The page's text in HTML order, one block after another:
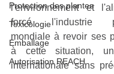
Protection des plantes
Toxicologie
Emballage
Autorisation REACH
l'environnement et
forcé l'industrie
mondiale à revoir ses
à cette situation,
internationale sans